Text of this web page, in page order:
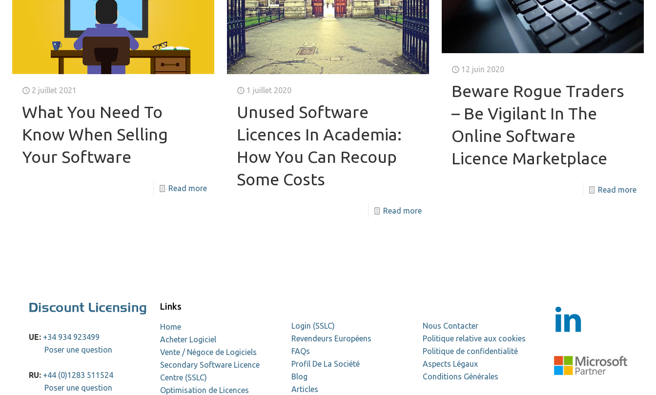
2 juillet 2021
What You Need To
Know When Selling
Your Software
Read more
1 juillet 2020
Unused Software
Licences In Academia:
How You Can Recoup
Some Costs
Read more
12 juin 2020
Beware Rogue Traders
– Be Vigilant In The
Online Software
Licence Marketplace
Read more
UE: +34 934 923499
Poser une question
RU: +44 (0)1283 511524
Poser une question
Links
Home
Acheter Logiciel
Vente / Négoce de Logiciels
Secondary Software Licence
Centre (SSLC)
Optimisation de Licences
Login (SSLC)
Revendeurs Européens
FAQs
Profil De La Société
Blog
Articles
Nous Contacter
Politique relative aux cookies
Politique de confidentialité
Aspects Légaux
Conditions Générales